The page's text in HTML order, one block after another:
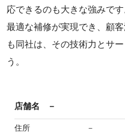
応できるのも大きな強みで
最適な補修が実現でき、顧
も同社は、その技術力とサ
う。
店舗名 －
住所 －